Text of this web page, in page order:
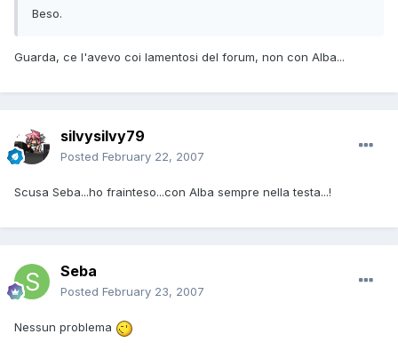
Beso.
Guarda, ce l'avevo coi lamentosi del forum, non con Alba...
silvysilvy79
Posted February 22, 2007
Scusa Seba...ho frainteso...con Alba sempre nella testa...!
Seba
Posted February 23, 2007
Nessun problema